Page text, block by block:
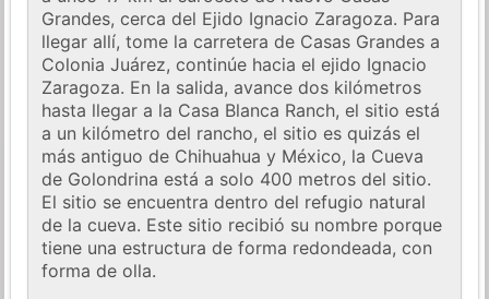
Grandes, cerca del Ejido Ignacio Zaragoza. Para
llegar allí, tome la carretera de Casas Grandes a
Colonia Juárez, continúe hacia el ejido Ignacio
Zaragoza. En la salida, avance dos kilómetros
hasta llegar a la Casa Blanca Ranch, el sitio está
a un kilómetro del rancho, el sitio es quizás el
más antiguo de Chihuahua y México, la Cueva
de Golondrina está a solo 400 metros del sitio.
El sitio se encuentra dentro del refugio natural
de la cueva. Este sitio recibió su nombre porque
tiene una estructura de forma redondeada, con
forma de olla.